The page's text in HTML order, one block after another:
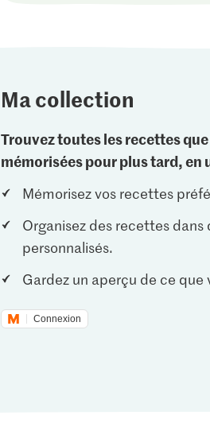
Ma collection
Trouvez toutes les recettes
mémorisées pour plus tard, en
Mémorisez vos recettes
Organisez des recettes dans
personnalisés.
Gardez un aperçu de ce que
Connexion